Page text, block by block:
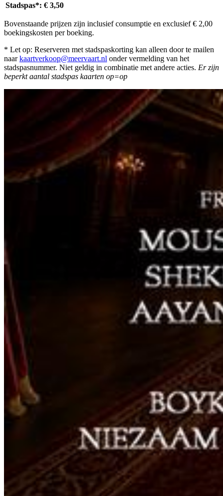
Stadspas*: € 3,50
Bovenstaande prijzen zijn inclusief consumptie en exclusief € 2,00
boekingskosten per boeking.
* Let op: Reserveren met stadspaskorting kan alleen door te mailen
naarkaartverkoop@meervaart.nl onder vermelding van het
stadspasnummer. Niet geldig in combinatie met andere acties. Er zijn
beperkt aantal stadspas kaarten op=op